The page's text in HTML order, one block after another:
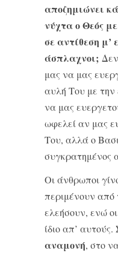
αποζημιώνει
νύχτα ο Θεός
σε αντίθεση μ’
άσπλαχνοι;
μας να μας
αυλή Του με
να μας
ωφελεί αν μας
Του, αλλά ο
συγκρατημένος
Οι άνθρωποι
περιμένουν από
ελεήσουν, ενώ
ίδιο απ’
αναμονή, στο